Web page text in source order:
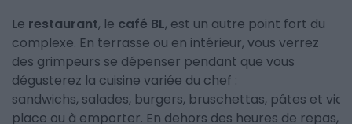
Le restaurant, le café BL, est un autre point fort du
complexe. En terrasse ou en intérieur, vous verrez
des grimpeurs se dépenser pendant que vous
dégusterez la cuisine variée du chef :
sandwichs, salades, burgers, bruschettas, pâtes et
place ou à emporter. En dehors des heures de repas,